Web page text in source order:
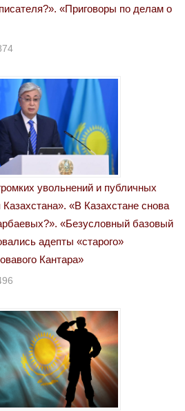
«Приговоры по делам о
увольнений и публичных
«В Казахстане снова
«Безусловный базовый
адепты «старого»
Кантара»